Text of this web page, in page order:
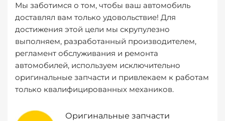
Мы заботимся о том, чтобы ваш автомобиль
доставлял вам только удовольствие! Для
достижения этой цели мы скрупулезно
выполняем, разработанный производителем,
регламент обслуживания и ремонта
автомобилей, используем исключительно
оригинальные запчасти и привлекаем к работам
только квалифицированных механиков.
Оригинальные запчасти